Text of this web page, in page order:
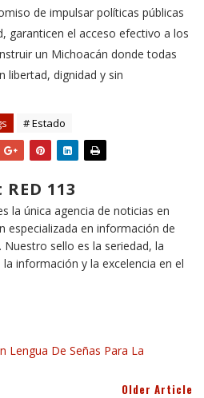
de impulsar políticas públicas
garanticen el acceso efectivo a los
un Michoacán donde todas
libertad, dignidad y sin
# Estado
113
la única agencia de noticias en
especializada en información de
Nuestro sello es la seriedad, la
la información y la excelencia en el
Lengua De Señas Para La
Older Article